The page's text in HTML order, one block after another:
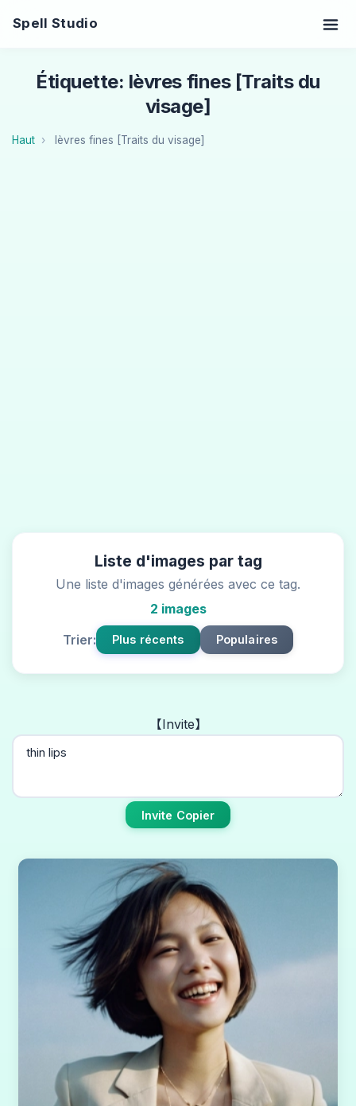
Spell Studio
Étiquette: lèvres fines [Traits du
visage]
Haut lèvres fines [Traits du visage]
Liste d'images par tag
Une liste d'images générées avec ce tag.
2 images
Trier:
Plus récents Populaires
【Invite】
Invite Copier